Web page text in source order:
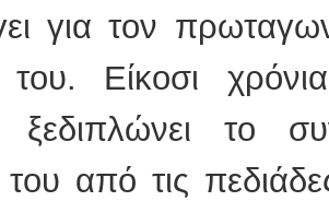
για τον
Είκοσι
ξεδιπλώνει το
του από τις